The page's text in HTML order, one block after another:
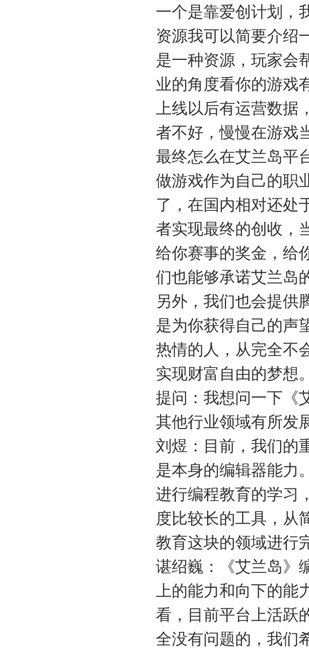
一个是靠爱创计划，
资源我可以简要介绍
是一种资源，玩家会
业的角度看你的游戏
上线以后有运营数据
者不好，慢慢在游戏
最终怎么在艾兰岛平
做游戏作为自己的职
了，在国内相对还处
者实现最终的创收，
给你赛事的奖金，给
们也能够承诺艾兰岛
另外，我们也会提供
是为你获得自己的声
热情的人，从完全不
实现财富自由的梦想
提问：我想问一下《
其他行业领域有所发
刘煜：目前，我们的
是本身的编辑器能力
进行编程教育的学习
度比较长的工具，从
教育这块的领域进行
谌绍巍：《艾兰岛》
上的能力和向下的能
看，目前平台上活跃
全没有问题的，我们